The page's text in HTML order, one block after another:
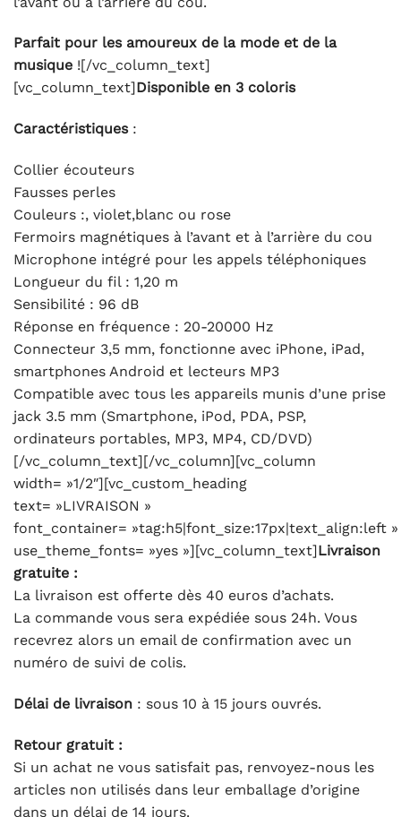
Parfait pour les amoureux de la mode et de la
musique ![/vc_column_text]
[vc_column_text]Disponible en 3 coloris
Caractéristiques :
Collier écouteurs
Fausses perles
Couleurs :, violet,blanc ou rose
Fermoirs magnétiques à l’avant et à l’arrière du cou
Microphone intégré pour les appels téléphoniques
Longueur du fil : 1,20 m
Sensibilité : 96 dB
Réponse en fréquence : 20-20000 Hz
Connecteur 3,5 mm, fonctionne avec iPhone, iPad,
smartphones Android et lecteurs MP3
Compatible avec tous les appareils munis d’une prise
jack 3.5 mm (Smartphone, iPod, PDA, PSP,
ordinateurs portables, MP3, MP4, CD/DVD)
[/vc_column_text][/vc_column][vc_column
width= »1/2″][vc_custom_heading
text= »LIVRAISON »
font_container= »tag:h5|font_size:17px|text_align:left »
use_theme_fonts= »yes »][vc_column_text]Livraison
gratuite :
La livraison est offerte dès 40 euros d’achats.
La commande vous sera expédiée sous 24h. Vous
recevrez alors un email de confirmation avec un
numéro de suivi de colis.
Délai de livraison : sous 10 à 15 jours ouvrés.
Retour gratuit :
Si un achat ne vous satisfait pas, renvoyez-nous les
articles non utilisés dans leur emballage d’origine
dans un délai de 14 jours.